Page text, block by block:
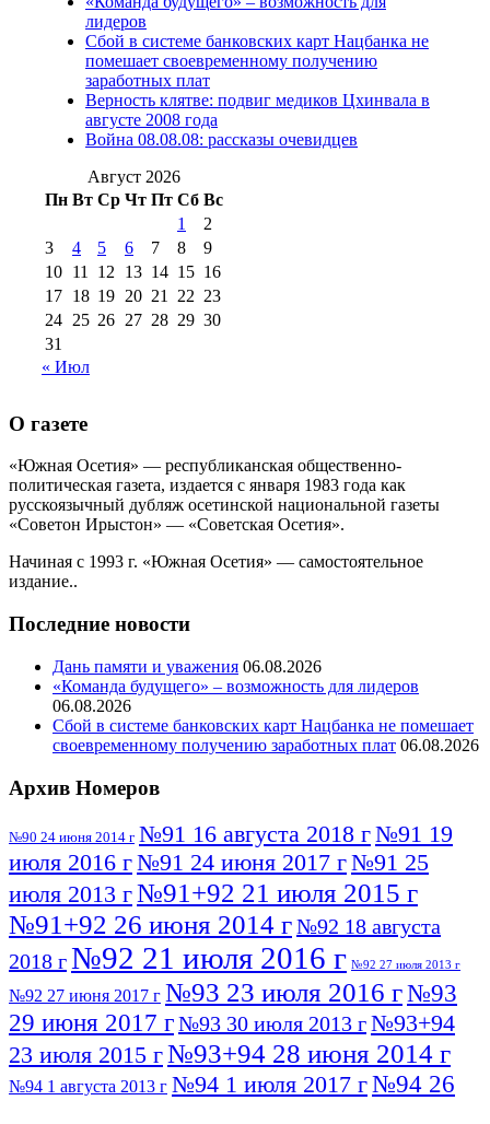
(15)№98 1 августа 2015 г
августа 2016 г(10)№98 5 июля 2014 г(10)
№98 8 августа 2013 г
августа 2012 г(14)
2017 г(9)
№99 4 августа
2016 г(12) №99 8 июля 2014 г
августа 2012 г(11)
августа 2013 г
(12)
лидеров
Сбой в системе банковских карт Нацбанка не
помешает своевременному получению
заработных плат
Верность клятве: подвиг медиков Цхинвала в
августе 2008 года
Война 08.08.08: рассказы очевидцев
Август 2026
Пн Вт Ср Чт Пт Сб Вс
1
2
3
4 5 6 7 8
9
10 11 12 13 14 15 16
17 18 19 20 21 22 23
24 25 26 27 28 29 30
31
« Июл
О газете
«Южная Осетия» — республиканская общественно-
политическая газета, издается с января 1983 года как
русскоязычный дубляж осетинской национальной газеты
«Советон Ирыстон» — «Советская Осетия».
Начиная с 1993 г. «Южная Осетия» — самостоятельное
издание..
Последние новости
Дань памяти и уважения 06.08.2026
«Команда будущего» – возможность для лидеров
06.08.2026
Сбой в системе банковских карт Нацбанка не помешает
своевременному получению заработных плат 06.08.2026
Архив Номеров
№90 24 июня 2014 г №91 16 августа 2018 г№91 19
июля 2016 г№91 24 июня 2017 г№91 25
июля 2013 г№91+92 21 июля 2015 г
№91+92 26 июня 2014 г№92 18 августа
2018 г№92 21 июля 2016 г №92 27 июля 2013 г
№92 27 июня 2017 г №93 23 июля 2016 г№93
29 июня 2017 г№93 30 июля 2013 г№93+94
23 июля 2015 г№93+94 28 июня 2014 г
№94 1 августа 2013 г №94 1 июля 2017 г№94 26